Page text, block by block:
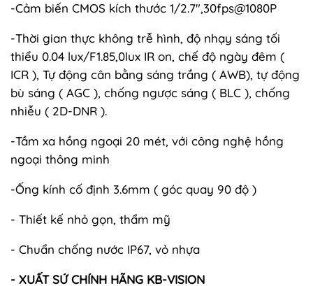
-Cảm biến CMOS kích thước 1/2.7",30fps@1080P
-Thời gian thực không trễ hình, độ nhạy sáng tối
thiểu 0.04 lux/F1.85,0lux IR on, chế độ ngày đêm (
ICR ), Tự động cân bằng sáng trắng ( AWB), tự động
bù sáng ( AGC ), chống ngược sáng ( BLC ), chống
nhiễu ( 2D-DNR ).
-Tầm xa hồng ngoại 20 mét, với công nghệ hồng
ngoại thông minh
-Ống kính cố định 3.6mm ( góc quay 90 độ )
- Thiết kế nhỏ gọn, thẩm mỹ
- Chuẩn chống nước IP67, vỏ nhựa
- XUẤT SỨ CHÍNH HÃNG KB-VISION